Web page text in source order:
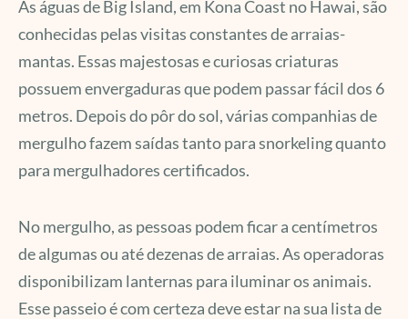
As águas de Big Island, em Kona Coast no Hawai, são
conhecidas pelas visitas constantes de arraias-
mantas. Essas majestosas e curiosas criaturas
possuem envergaduras que podem passar fácil dos 6
metros. Depois do pôr do sol, várias companhias de
mergulho fazem saídas tanto para snorkeling quanto
para mergulhadores certificados.
No mergulho, as pessoas podem ficar a centímetros
de algumas ou até dezenas de arraias. As operadoras
disponibilizam lanternas para iluminar os animais.
Esse passeio é com certeza deve estar na sua lista de